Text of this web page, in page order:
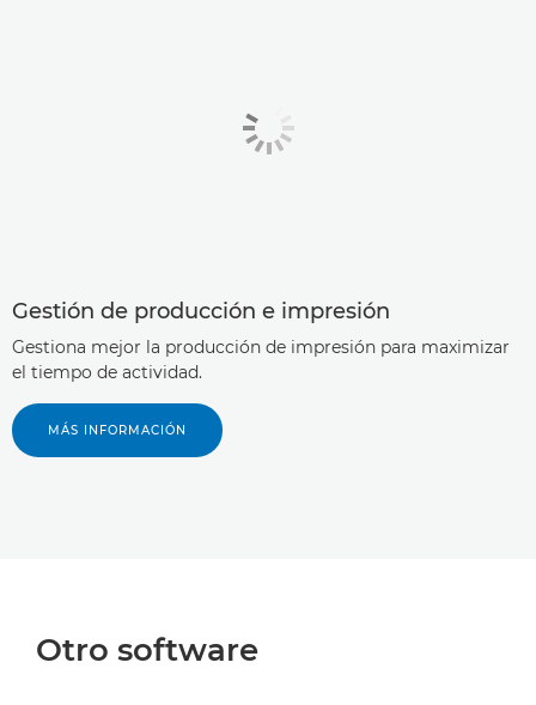
Gestión de producción e impresión
Gestiona mejor la producción de impresión para maximizar
el tiempo de actividad.
MÁS INFORMACIÓN
Otro software